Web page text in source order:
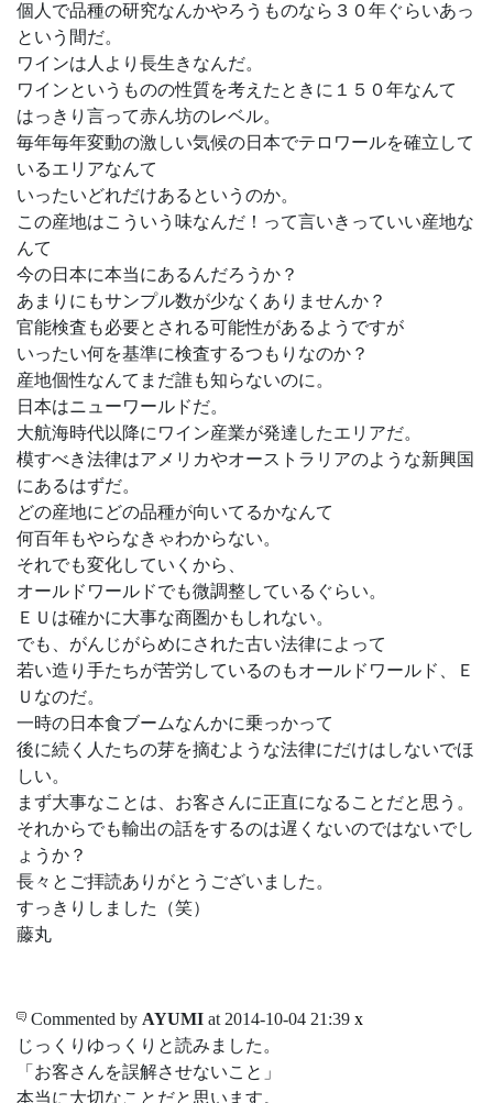
個人で品種の研究なんかやろうものなら３０年ぐらいあっ
という間だ。
ワインは人より長生きなんだ。
ワインというものの性質を考えたときに１５０年なんて
はっきり言って赤ん坊のレベル。
毎年毎年変動の激しい気候の日本でテロワールを確立して
いるエリアなんて
いったいどれだけあるというのか。
この産地はこういう味なんだ！って言いきっていい産地な
んて
今の日本に本当にあるんだろうか？
あまりにもサンプル数が少なくありませんか？
官能検査も必要とされる可能性があるようですが
いったい何を基準に検査するつもりなのか？
産地個性なんてまだ誰も知らないのに。
日本はニューワールドだ。
大航海時代以降にワイン産業が発達したエリアだ。
模すべき法律はアメリカやオーストラリアのような新興国
にあるはずだ。
どの産地にどの品種が向いてるかなんて
何百年もやらなきゃわからない。
それでも変化していくから、
オールドワールドでも微調整しているぐらい。
ＥＵは確かに大事な商圏かもしれない。
でも、がんじがらめにされた古い法律によって
若い造り手たちが苦労しているのもオールドワールド、Ｅ
Ｕなのだ。
一時の日本食ブームなんかに乗っかって
後に続く人たちの芽を摘むような法律にだけはしないでほ
しい。
まず大事なことは、お客さんに正直になることだと思う。
それからでも輸出の話をするのは遅くないのではないでし
ょうか？
長々とご拝読ありがとうございました。
すっきりしました（笑）
藤丸
Commented by AYUMI at 2014-10-04 21:39 x
じっくりゆっくりと読みました。
「お客さんを誤解させないこと」
本当に大切なことだと思います。